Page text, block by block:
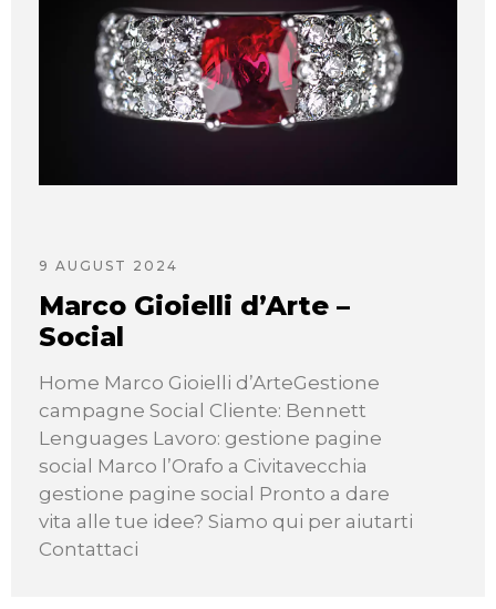
9 AUGUST 2024
Marco Gioielli d’Arte –
Social
Home Marco Gioielli d’ArteGestione
campagne Social Cliente: Bennett
Lenguages Lavoro: gestione pagine
social Marco l’Orafo a Civitavecchia
gestione pagine social Pronto a dare
vita alle tue idee? Siamo qui per aiutarti
Contattaci